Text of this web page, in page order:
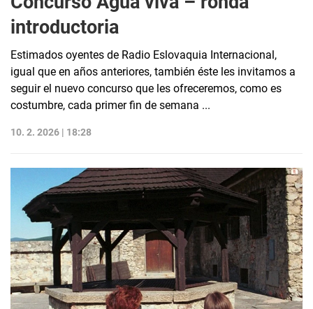
introductoria
Estimados oyentes de Radio Eslovaquia Internacional,
igual que en años anteriores, también éste les invitamos a
seguir el nuevo concurso que les ofreceremos, como es
costumbre, cada primer fin de semana ...
10. 2. 2026 | 18:28